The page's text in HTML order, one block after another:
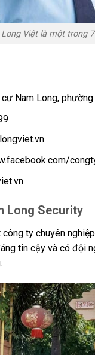
Long Việt là một trong
Nam Long, phường
Long Security
ty chuyên
tin cậy và có đội